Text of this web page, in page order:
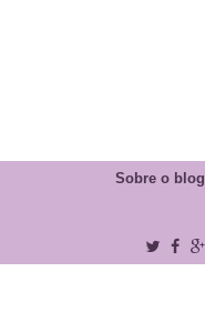
Sobre o blog